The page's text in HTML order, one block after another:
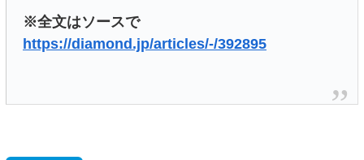
※全文はソースで
https://diamond.jp/articles/-/392895